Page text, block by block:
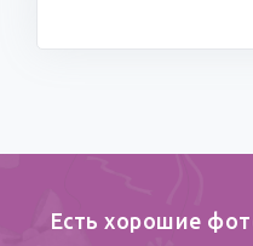
Есть хорошие